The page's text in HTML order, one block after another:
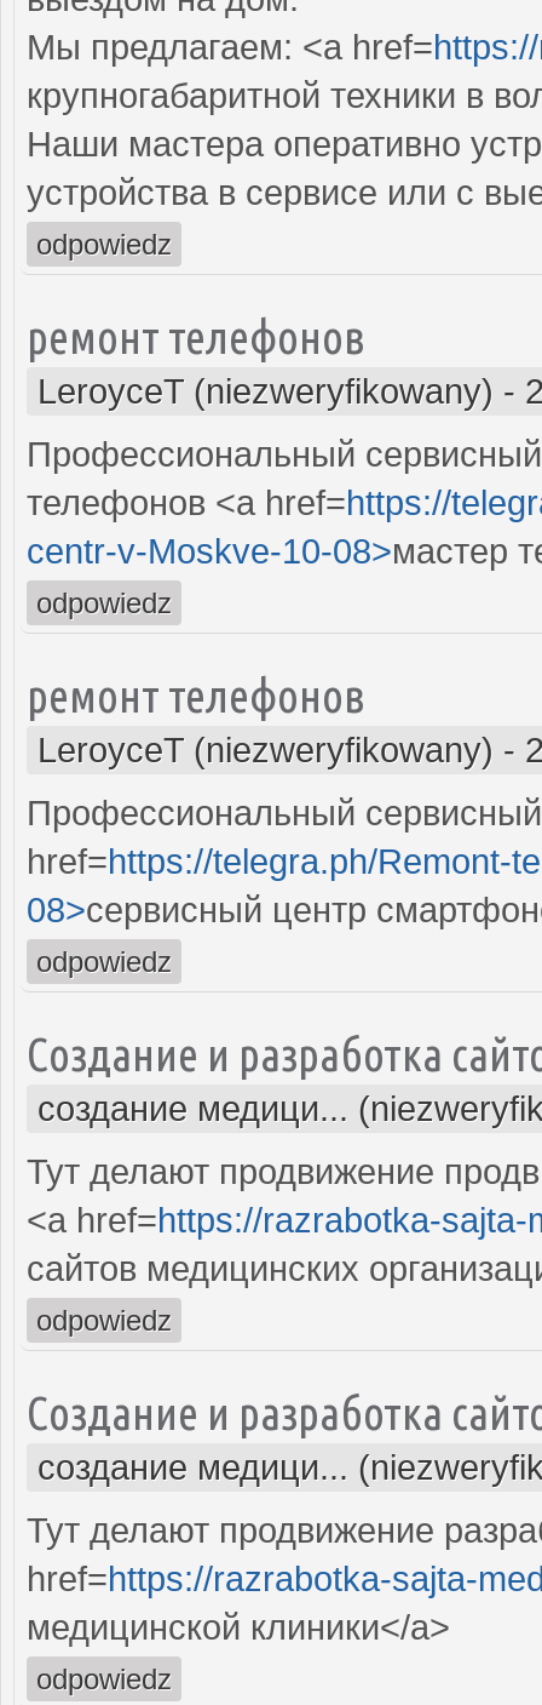
Мы предлагаем: <a href=
крупногабаритной техники в
Наши мастера оперативно
устройства в сервисе или с
odpowiedz
ремонт телефонов
LeroyceT (niezweryfikowany) -
Профессиональный
телефонов <a href=https://
centr-v-Moskve-10-08>мастер
odpowiedz
ремонт телефонов
LeroyceT (niezweryfikowany) -
Профессиональный
href=https://telegra.ph/Remont-
08>сервисный центр
odpowiedz
Создание и разработка
создание медици...
Тут делают продвижение
<a href=https://razrabotka-
сайтов медицинских
odpowiedz
Создание и разработка
создание медици...
Тут делают продвижение
href=https://razrabotka-sajta-
медицинской клиники</a>
odpowiedz